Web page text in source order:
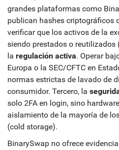
grandes plataformas como
publican hashes criptográficos
verificar que los activos de la
siendo prestados o reutilizados
la regulación activa. Operar
Europa o la SEC/CFTC en
normas estrictas de lavado de
consumidor. Tercero, la
solo 2FA en login, sino
aislamiento de la mayoría de
(cold storage).
BinarySwap no ofrece